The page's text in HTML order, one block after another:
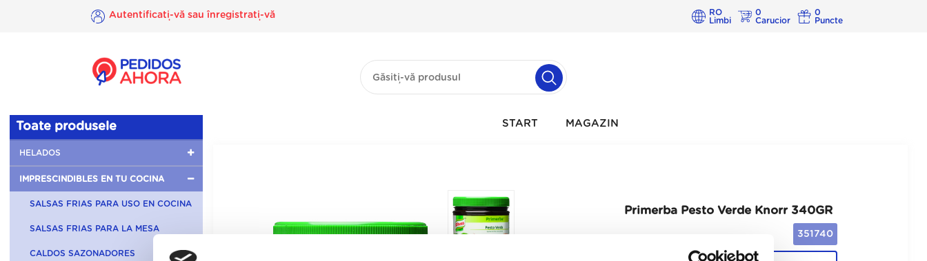
Autentificați-vă sau înregistrați-vă
RO
Limbi
0
Carucior
0
Puncte
Toate produsele
HELADOS
IMPRESCINDIBLES EN TU COCINA
SALSAS FRIAS PARA USO EN COCINA
SALSAS FRIAS PARA LA MESA
CALDOS SAZONADORES
START MAGAZIN
Primerba Pesto Verde Knorr 340GR
351740